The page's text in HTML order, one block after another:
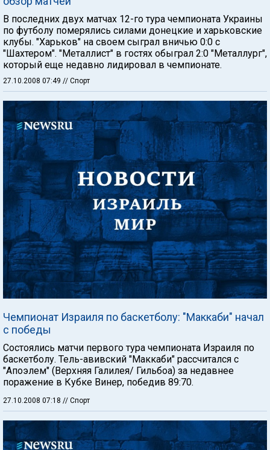
В последних двух матчах 12-го тура чемпионата Украины
по футболу померялись силами донецкие и харьковские
клубы. "Харьков" на своем сыграл вничью 0:0 с
"Шахтером". "Металлист" в гостях обыграл 2:0 "Металлург",
который еще недавно лидировал в чемпионате.
27.10.2008 07:49 // Спорт
Чемпионат Израиля по баскетболу: "Маккаби" начал
с победы
Состоялись матчи первого тура чемпионата Израиля по
баскетболу. Тель-авивский "Маккаби" рассчитался с
"Апоэлем" (Верхняя Галилея/ Гильбоа) за недавнее
поражение в Кубке Винер, победив 89:70.
27.10.2008 07:18 // Спорт